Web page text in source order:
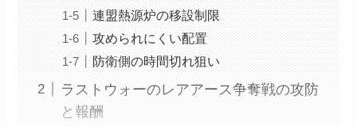
連盟熱源炉の移設制限
攻められにくい配置
防衛側の時間切れ狙い
ラストウォーのレアアース争奪戦の攻防
と報酬